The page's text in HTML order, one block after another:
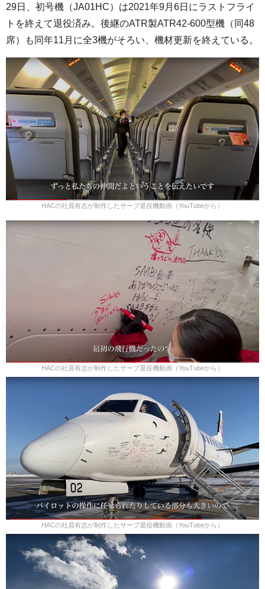
29日、初号機（JA01HC）は2021年9月6日にラストフライ
トを終えて退役済み。後継のATR製ATR42-600型機（同48
席）も同年11月に全3機がそろい、機材更新を終えている。
HACの社員有志が制作したサーブ退役機動画（YouTubeから）
HACの社員有志が制作したサーブ退役機動画（YouTubeから）
HACの社員有志が制作したサーブ退役機動画（YouTubeから）